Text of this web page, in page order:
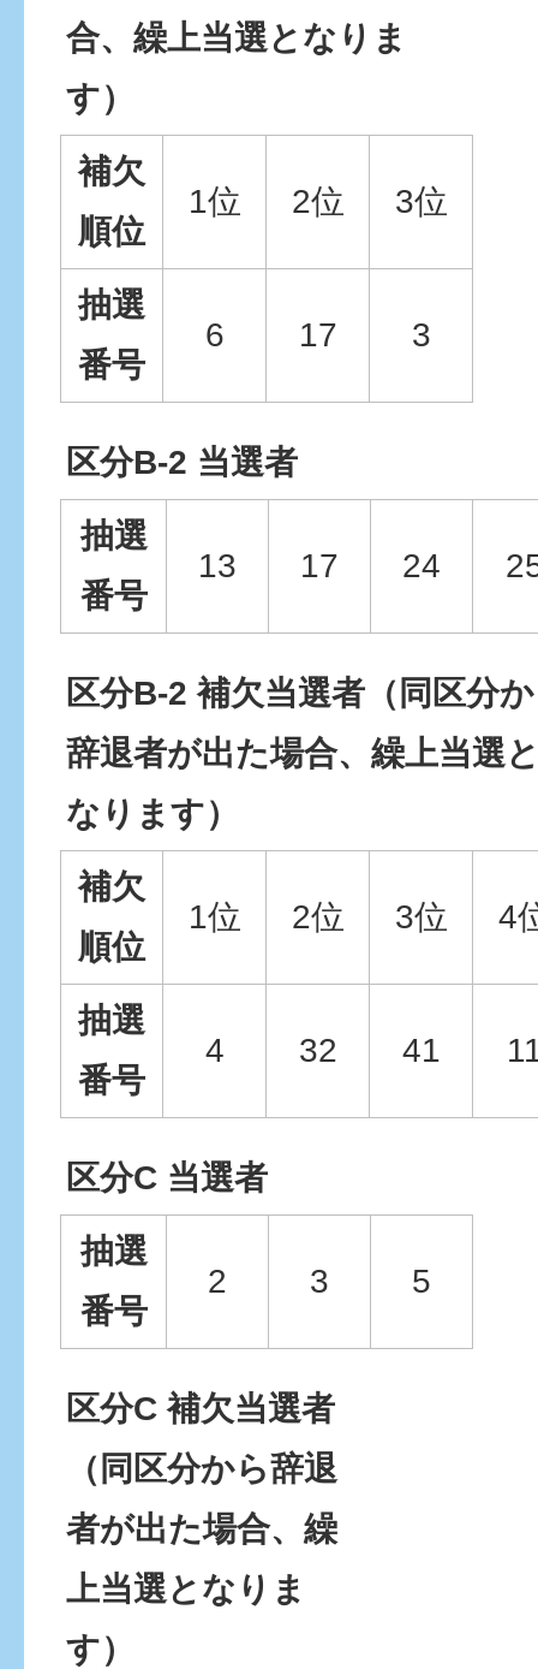
合、繰上当選となりま
す）
補欠
順位
1位 2位 3位
抽選
番号
6 17 3
区分B-2 当選者
抽選
番号
13 17 24
区分B-2 補欠当選者（同区分
辞退者が出た場合、繰上当選
なります）
補欠
順位
1位 2位 3位 4
抽選
番号
4 32 41
区分C 当選者
抽選
番号
2 3 5
区分C 補欠当選者
（同区分から辞退
者が出た場合、繰
上当選となりま
す）